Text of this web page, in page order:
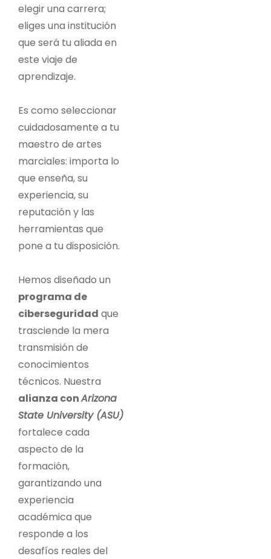
elegir una carrera;
eliges una institución
que será tu aliada en
este viaje de
aprendizaje.
Es como seleccionar
cuidadosamente a tu
maestro de artes
marciales: importa lo
que enseña, su
experiencia, su
reputación y las
herramientas que
pone a tu disposición.
Hemos diseñado un
programa de
ciberseguridad que
trasciende la mera
transmisión de
conocimientos
técnicos. Nuestra
alianza conArizona
State University (ASU)
fortalece cada
aspecto de la
formación,
garantizando una
experiencia
académica que
responde a los
desafíos reales del